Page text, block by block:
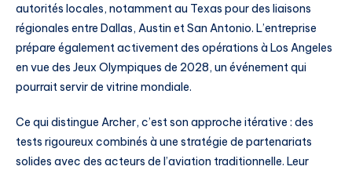
autorités locales, notamment au Texas pour des liaisons
régionales entre Dallas, Austin et San Antonio. L’entreprise
prépare également activement des opérations à Los Angeles
en vue des Jeux Olympiques de 2028, un événement qui
pourrait servir de vitrine mondiale.
Ce qui distingue Archer, c’est son approche itérative : des
tests rigoureux combinés à une stratégie de partenariats
solides avec des acteurs de l’aviation traditionnelle. Leur